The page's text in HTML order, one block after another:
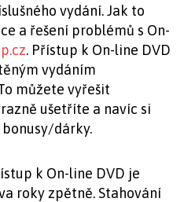
vydání. Jak to
a řešení problémů s On-
. Přístup k On-line DVD
vydáním
můžete vyřešit
ušetříte a navíc si
dárky.
k On-line DVD je
roky zpětně. Stahování